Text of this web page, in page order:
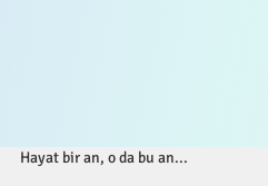
Hayat bir an, o da bu an...